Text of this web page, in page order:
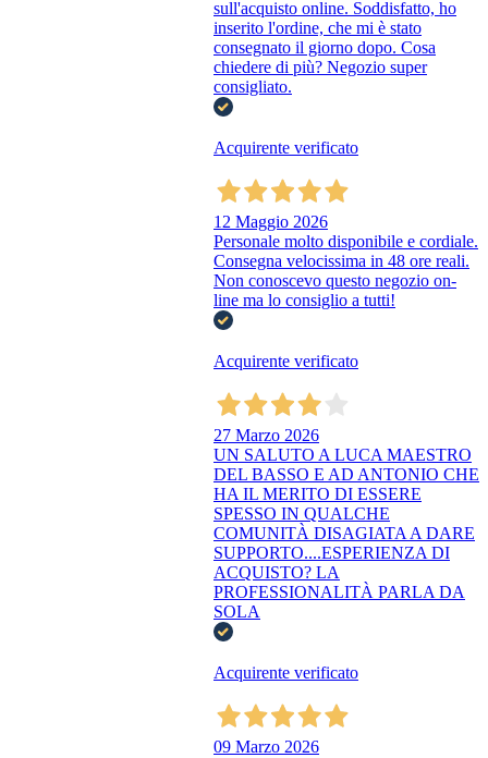
sull'acquisto online. Soddisfatto, ho
inserito l'ordine, che mi è stato
consegnato il giorno dopo. Cosa
chiedere di più? Negozio super
consigliato.
Acquirente verificato
12 Maggio 2026
Personale molto disponibile e cordiale.
Consegna velocissima in 48 ore reali.
Non conoscevo questo negozio on-
line ma lo consiglio a tutti!
Acquirente verificato
27 Marzo 2026
UN SALUTO A LUCA MAESTRO
DEL BASSO E AD ANTONIO CHE
HA IL MERITO DI ESSERE
SPESSO IN QUALCHE
COMUNITÀ DISAGIATA A DARE
SUPPORTO....ESPERIENZA DI
ACQUISTO? LA
PROFESSIONALITÀ PARLA DA
SOLA
Acquirente verificato
09 Marzo 2026